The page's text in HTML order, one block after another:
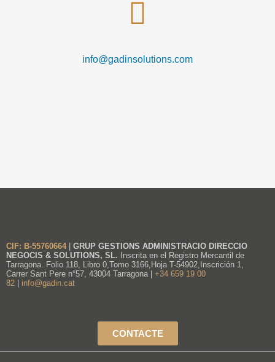
info@gadinsolutions.com
CIF: B-55760664
GRUP GESTIONS ADMINISTRACIO DIRECCIO
NEGOCIS & SOLUTIONS, SL. Inscrita en el Registro Mercantil de
Tarragona. Folio 118, Libro 0,Tomo 3166,Hoja T-54902,Inscrición 1,
Carrer Sant Pere n°57, 43004 Tarragona |
+34 659 19 00
82
info@gadin.cat
CONTACTE